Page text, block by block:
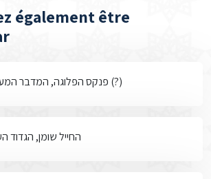
également être
פנקס הפלוגה, המדבר המערבי 1942 (?)
החייל שומן, הגדוד